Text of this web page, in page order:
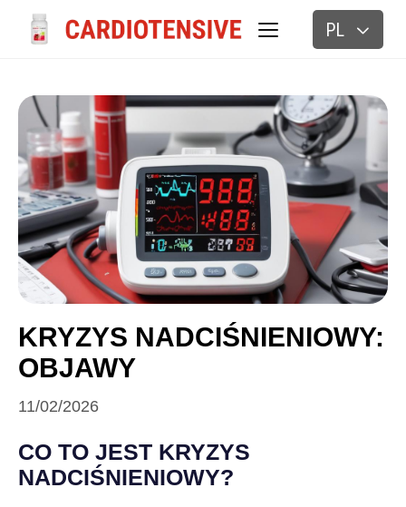
PL
KRYZYS NADCIŚNIENIOWY:
OBJAWY
11/02/2026
CO TO JEST KRYZYS
NADCIŚNIENIOWY?